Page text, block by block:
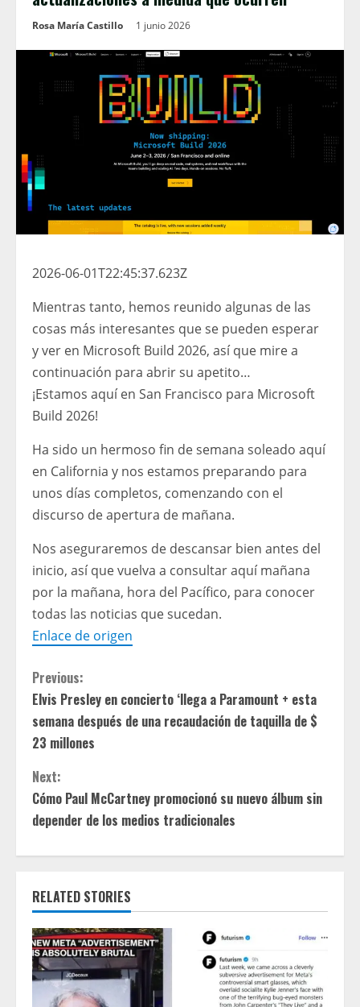
Rosa María Castillo 1 junio 2026
2026-06-01T22:45:37.623Z
Mientras tanto, hemos reunido algunas de las
cosas más interesantes que se pueden esperar
y ver en Microsoft Build 2026, así que mire a
continuación para abrir su apetito…
¡Estamos aquí en San Francisco para Microsoft
Build 2026!
Ha sido un hermoso fin de semana soleado aquí
en California y nos estamos preparando para
unos días completos, comenzando con el
discurso de apertura de mañana.
Nos aseguraremos de descansar bien antes del
inicio, así que vuelva a consultar aquí mañana
por la mañana, hora del Pacífico, para conocer
todas las noticias que sucedan.
Enlace de origen
C
o
n
t
i
n
u
e
R
e
Previous:
Elvis Presley en concierto ‘llega a Paramount + esta
semana después de una recaudación de taquilla de $
23 millones
Next:
Cómo Paul McCartney promocionó su nuevo álbum sin
depender de los medios tradicionales
RELATED STORIES